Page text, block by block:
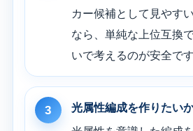
カー候補として見やす
なら、単純な上位互換
いで考えるのが安全です
3 光属性編成を作りたい